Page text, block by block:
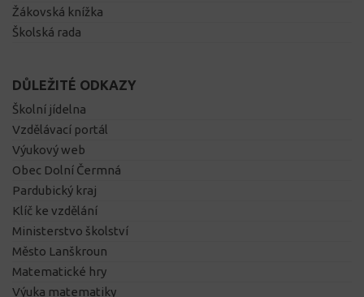
Žákovská knížka
Školská rada
DŮLEŽITÉ ODKAZY
Školní jídelna
Vzdělávací portál
Výukový web
Obec Dolní Čermná
Pardubický kraj
Klíč ke vzdělání
Ministerstvo školství
Město Lanškroun
Matematické hry
Výuka matematiky